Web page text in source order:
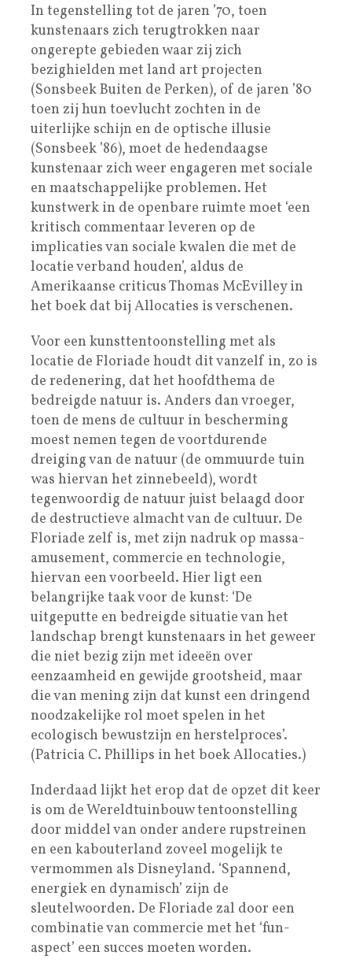
In tegenstelling tot de jaren ’70, toen
kunstenaars zich terugtrokken naar
ongerepte gebieden waar zij zich
bezighielden met land art projecten
(Sonsbeek Buiten de Perken), of de jaren ’80
toen zij hun toevlucht zochten in de
uiterlijke schijn en de optische illusie
(Sonsbeek ’86), moet de hedendaagse
kunstenaar zich weer engageren met sociale
en maatschappelijke problemen. Het
kunstwerk in de openbare ruimte moet ‘een
kritisch commentaar leveren op de
implicaties van sociale kwalen die met de
locatie verband houden’, aldus de
Amerikaanse criticus Thomas McEvilley in
het boek dat bij Allocaties is verschenen.
Voor een kunsttentoonstelling met als
locatie de Floriade houdt dit vanzelf in, zo is
de redenering, dat het hoofdthema de
bedreigde natuur is. Anders dan vroeger,
toen de mens de cultuur in bescherming
moest nemen tegen de voortdurende
dreiging van de natuur (de ommuurde tuin
was hiervan het zinnebeeld), wordt
tegenwoordig de natuur juist belaagd door
de destructieve almacht van de cultuur. De
Floriade zelf is, met zijn nadruk op massa-
amusement, commercie en technologie,
hiervan een voorbeeld. Hier ligt een
belangrijke taak voor de kunst: ‘De
uitgeputte en bedreigde situatie van het
landschap brengt kunstenaars in het geweer
die niet bezig zijn met ideeën over
eenzaamheid en gewijde grootsheid, maar
die van mening zijn dat kunst een dringend
noodzakelijke rol moet spelen in het
ecologisch bewustzijn en herstelproces’.
(Patricia C. Phillips in het boek Allocaties.)
Inderdaad lijkt het erop dat de opzet dit keer
is om de Wereldtuinbouw tentoonstelling
door middel van onder andere rupstreinen
en een kabouterland zoveel mogelijk te
vermommen als Disneyland. ‘Spannend,
energiek en dynamisch’ zijn de
sleutelwoorden. De Floriade zal door een
combinatie van commercie met het ‘fun-
aspect’ een succes moeten worden.